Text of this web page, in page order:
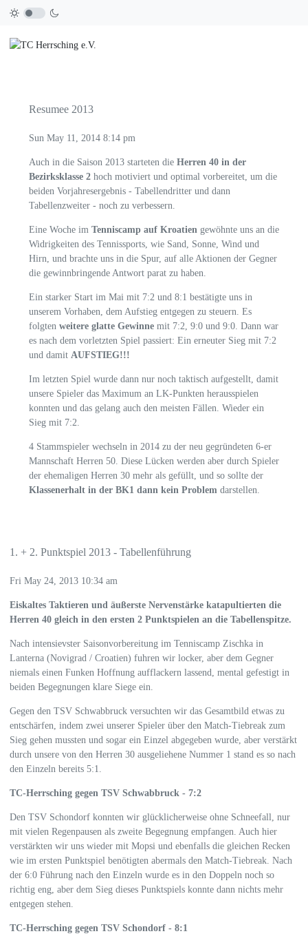
Resumee 2013
Sun May 11, 2014 8:14 pm
Auch in die Saison 2013 starteten die Herren 40 in der
Bezirksklasse 2 hoch motiviert und optimal vorbereitet, um die
beiden Vorjahresergebnis - Tabellendritter und dann
Tabellenzweiter - noch zu verbessern.
Eine Woche im Tenniscamp auf Kroatien gewöhnte uns an die
Widrigkeiten des Tennissports, wie Sand, Sonne, Wind und
Hirn, und brachte uns in die Spur, auf alle Aktionen der Gegner
die gewinnbringende Antwort parat zu haben.
Ein starker Start im Mai mit 7:2 und 8:1 bestätigte uns in
unserem Vorhaben, dem Aufstieg entgegen zu steuern. Es
folgten weitere glatte Gewinne mit 7:2, 9:0 und 9:0. Dann war
es nach dem vorletzten Spiel passiert: Ein erneuter Sieg mit 7:2
und damit AUFSTIEG!!!
Im letzten Spiel wurde dann nur noch taktisch aufgestellt, damit
unsere Spieler das Maximum an LK-Punkten herausspielen
konnten und das gelang auch den meisten Fällen. Wieder ein
Sieg mit 7:2.
4 Stammspieler wechseln in 2014 zu der neu gegründeten 6-er
Mannschaft Herren 50. Diese Lücken werden aber durch Spieler
der ehemaligen Herren 30 mehr als gefüllt, und so sollte der
Klassenerhalt in der BK1 dann kein Problem darstellen.
1. + 2. Punktspiel 2013 - Tabellenführung
Fri May 24, 2013 10:34 am
Eiskaltes Taktieren und äußerste Nervenstärke katapultierten die
Herren 40 gleich in den ersten 2 Punktspielen an die Tabellenspitze.
Nach intensievster Saisonvorbereitung im Tenniscamp Zischka in
Lanterna (Novigrad / Croatien) fuhren wir locker, aber dem Gegner
niemals einen Funken Hoffnung aufflackern lassend, mental gefestigt in
beiden Begegnungen klare Siege ein.
Gegen den TSV Schwabbruck versuchten wir das Gesamtbild etwas zu
entschärfen, indem zwei unserer Spieler über den Match-Tiebreak zum
Sieg gehen mussten und sogar ein Einzel abgegeben wurde, aber verstärkt
durch unsere von den Herren 30 ausgeliehene Nummer 1 stand es so nach
den Einzeln bereits 5:1.
TC-Herrsching gegen TSV Schwabbruck - 7:2
Den TSV Schondorf konnten wir glücklicherweise ohne Schneefall, nur
mit vielen Regenpausen als zweite Begegnung empfangen. Auch hier
verstärkten wir uns wieder mit Mopsi und ebenfalls die gleichen Recken
wie im ersten Punktspiel benötigten abermals den Match-Tiebreak. Nach
der 6:0 Führung nach den Einzeln wurde es in den Doppeln noch so
richtig eng, aber dem Sieg dieses Punktspiels konnte dann nichts mehr
entgegen stehen.
TC-Herrsching gegen TSV Schondorf - 8:1